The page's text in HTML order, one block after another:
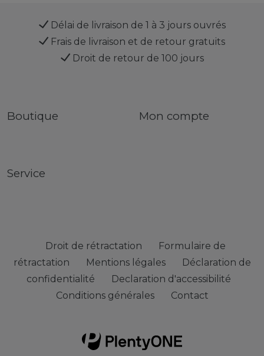
Délai de livraison de 1 à 3 jours ouvrés
Frais de livraison et de retour gratuits
Droit de retour de 100 jours
Boutique Mon compte
Service
Droit de rétractation
Formulaire de
rétractation
Mentions légales
Déclaration de
confidentialité
Declaration d'accessibilité
Conditions générales
Contact